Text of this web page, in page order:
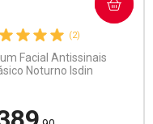
(2)
Facial Antissinais
Noturno Isdin
COMPRAR